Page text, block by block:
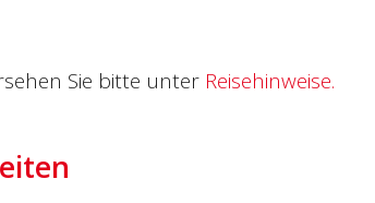
Sie bitte unter Reisehinweise.